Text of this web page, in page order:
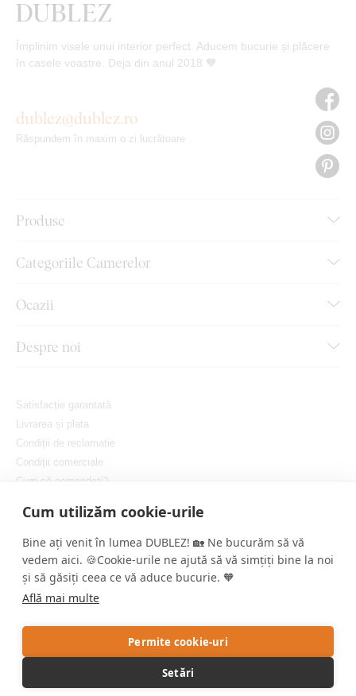
Cum utilizăm cookie-urile
Bine ați venit în lumea DUBLEZ! 🏡 Ne bucurăm să vă
vedem aici. 🍪Cookie-urile ne ajută să vă simțiți bine la noi
și să găsiți ceea ce vă aduce bucurie. 🧡
Află mai multe
Permite cookie-uri
Setări
Împlinim visele unui interior perfect. Aducem bucurie și plăcere
în casele voastre. Deja din anul 2018 🧡
Produse
Categoriile Camerelor
Ocazii
Despre noi
dublez@dublez.ro
Răspundem în maxim o zi lucrătoare
Satisfacție garantată
Livrarea și plata
Condiții de reclamație
Condiții comerciale
Cum să comandați?
Setați cookie-urile
Copyright © DUBLEZ 2026 | Toate drepturile rezervate
Crearea magazinelor online performante de către
Acest site este protejat de reCAPTCHA, iar Google aplică
Politica de